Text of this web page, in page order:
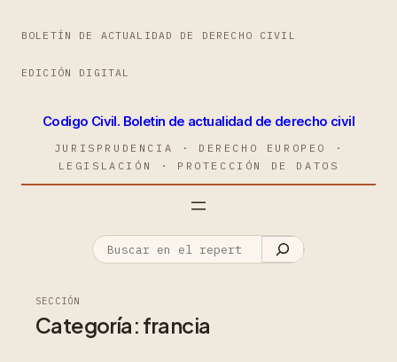
BOLETÍN DE ACTUALIDAD DE DERECHO CIVIL
EDICIÓN DIGITAL
Codigo Civil. Boletin de actualidad de derecho civil
JURISPRUDENCIA · DERECHO EUROPEO ·
LEGISLACIÓN · PROTECCIÓN DE DATOS
SECCIÓN
Categoría: francia